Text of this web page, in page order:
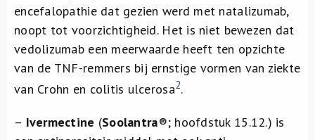
encefalopathie dat gezien werd met natalizumab,
noopt tot voorzichtigheid. Het is niet bewezen dat
vedolizumab een meerwaarde heeft ten opzichte
van de TNF-remmers bij ernstige vormen van ziekte
van Crohn en colitis ulcerosa2.
– Ivermectine (Soolantra®; hoofdstuk 15.12.) is